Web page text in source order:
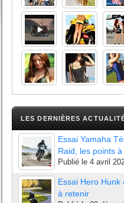
LES DERNIÈRES
Essai Yamaha
Raid, les points
Publié le 4 avril
Essai Hero Hunk
à retenir